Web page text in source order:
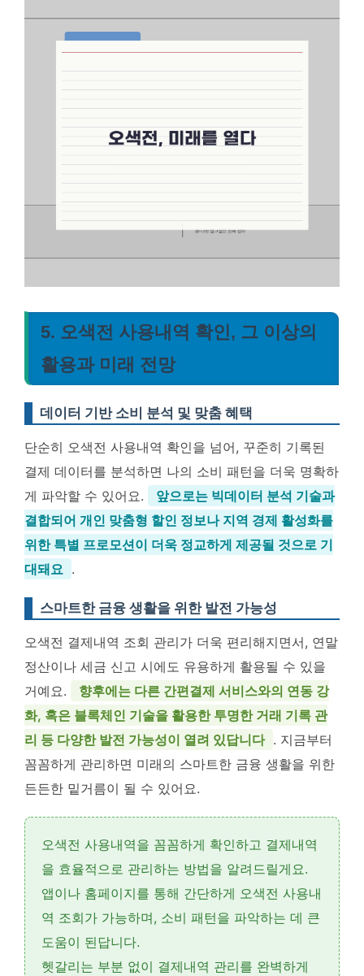
5. 오색전 사용내역 확인, 그 이상의
활용과 미래 전망
데이터 기반 소비 분석 및 맞춤 혜택
단순히 오색전 사용내역 확인을 넘어, 꾸준히 기록된
결제 데이터를 분석하면 나의 소비 패턴을 더욱 명확하
게 파악할 수 있어요.
앞으로는 빅데이터 분석 기술과
결합되어 개인 맞춤형 할인 정보나 지역 경제 활성화를
위한 특별 프로모션이 더욱 정교하게 제공될 것으로 기
대돼요 .
스마트한 금융 생활을 위한 발전 가능성
오색전 결제내역 조회 관리가 더욱 편리해지면서, 연말
정산이나 세금 신고 시에도 유용하게 활용될 수 있을
거예요.
향후에는 다른 간편결제 서비스와의 연동 강
화, 혹은 블록체인 기술을 활용한 투명한 거래 기록 관
리 등 다양한 발전 가능성이 열려 있답니다 . 지금부터
꼼꼼하게 관리하면 미래의 스마트한 금융 생활을 위한
든든한 밑거름이 될 수 있어요.
오색전 사용내역을 꼼꼼하게 확인하고 결제내역
을 효율적으로 관리하는 방법을 알려드릴게요.
앱이나 홈페이지를 통해 간단하게 오색전 사용내
역 조회가 가능하며, 소비 패턴을 파악하는 데 큰
도움이 된답니다.
헷갈리는 부분 없이 결제내역 관리를 완벽하게